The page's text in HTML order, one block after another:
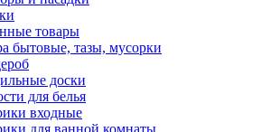
товары
бытовые, тазы, мусорки
доски
для белья
входные
для ванной комнаты